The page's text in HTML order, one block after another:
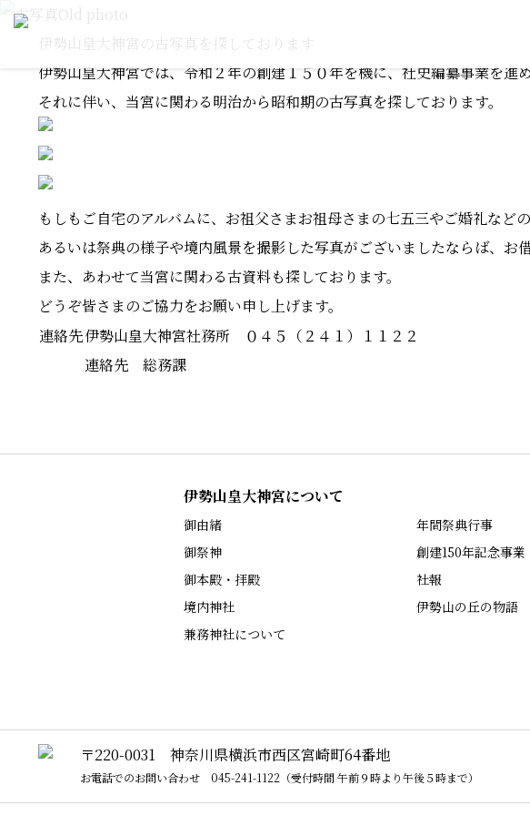
古写真 Old photo
伊勢山皇大神宮の古写真を探しております
伊勢山皇大神宮では、令和２年の創建１５０年を機に、社史編纂事業を進め
それに伴い、当宮に関わる明治から昭和期の古写真を探しております。
もしもご自宅のアルバムに、お祖父さまお祖母さまの七五三やご婚礼などの
あるいは祭典の様子や境内風景を撮影した写真がございましたならば、お
また、あわせて当宮に関わる古資料も探しております。
どうぞ皆さまのご協力をお願い申し上げます。
連絡先伊勢山皇大神宮社務所
０４５（２４１）１１２２
連絡先 総務課
伊勢山皇大神宮について
御由緒
御祭神
御本殿・拝殿
境内神社
兼務神社について
年間祭典行事
創建150年記念事業
社報
伊勢山の丘の物語
〒220-0031 神奈川県横浜市西区宮崎町64番地
お電話でのお問い合わせ 045-241-1122 （受付時間 午前９時より午後５時まで）